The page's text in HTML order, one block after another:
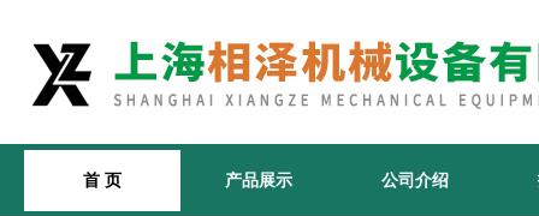
首 页 产品展示 公司介绍